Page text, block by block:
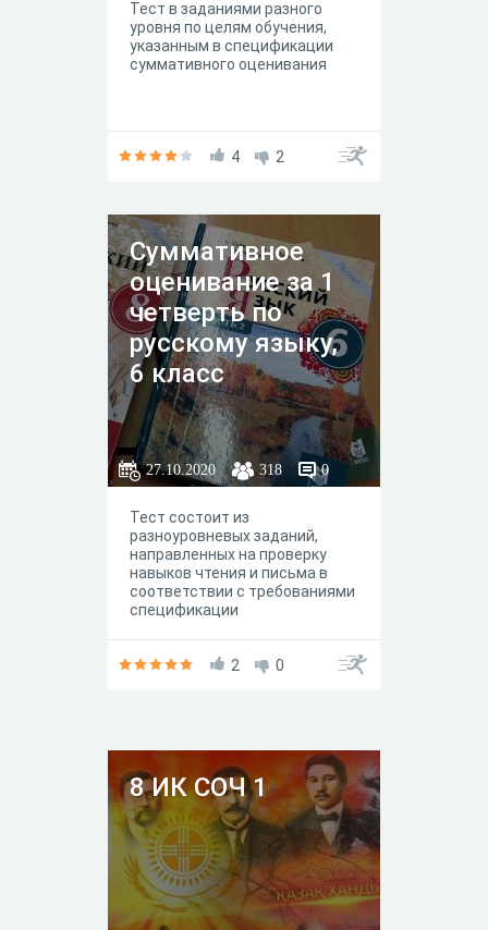
Тест в заданиями разного
уровня по целям обучения,
указанным в спецификации
суммативного оценивания
4 2
Суммативное
оценивание за 1
четверть по
русскому языку,
6 класс
27.10.2020 318 0
Тест состоит из
разноуровневых заданий,
направленных на проверку
навыков чтения и письма в
соответствии с требованиями
спецификации
2 0
8 ИК СОЧ 1